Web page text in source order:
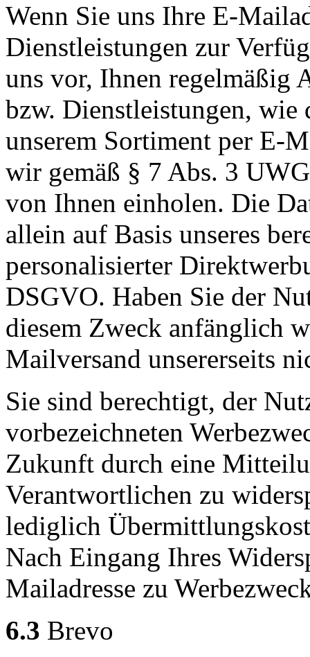
Wenn Sie uns Ihre E-
Dienstleistungen zur
uns vor, Ihnen regelmäßig
bzw. Dienstleistungen, wie
unserem Sortiment per E-
wir gemäß § 7 Abs. 3
von Ihnen einholen. Die
allein auf Basis unseres
personalisierter
DSGVO. Haben Sie der
diesem Zweck anfänglich
Mailversand unsererseits
Sie sind berechtigt, der
vorbezeichneten
Zukunft durch eine
Verantwortlichen zu
lediglich
Nach Eingang Ihres
Mailadresse zu
6.3 Brevo